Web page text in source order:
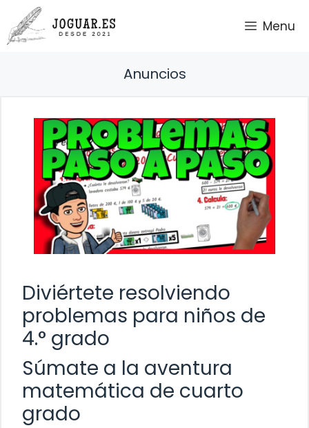
Saltar
al
contenido
Menu
Anuncios
Diviértete resolviendo
problemas para niños de
4.° grado
Súmate a la aventura
matemática de cuarto
grado